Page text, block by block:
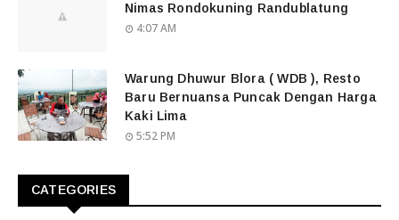
Nimas Rondokuning Randublatung
4:07 AM
Warung Dhuwur Blora ( WDB ), Resto
Baru Bernuansa Puncak Dengan Harga
Kaki Lima
5:52 PM
CATEGORIES